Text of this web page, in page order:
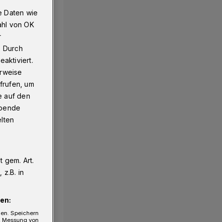
Daten wie
von OK
Durch
um
auf den
gem. Art.
z.B. in
Speichern
von